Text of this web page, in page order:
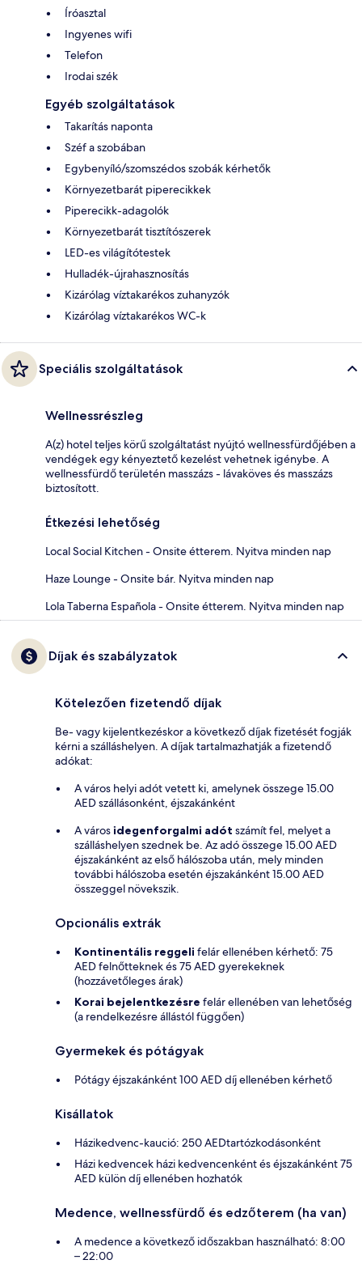
Íróasztal
Ingyenes wifi
Telefon
Irodai szék
Egyéb szolgáltatások
Takarítás naponta
Széf a szobában
Egybenyíló/szomszédos szobák kérhetők
Környezetbarát piperecikkek
Piperecikk-adagolók
Környezetbarát tisztítószerek
LED-es világítótestek
Hulladék-újrahasznosítás
Kizárólag víztakarékos zuhanyzók
Kizárólag víztakarékos WC-k
Speciális szolgáltatások
Wellnessrészleg
A(z) hotel teljes körű szolgáltatást nyújtó wellnessfürdőjében a
vendégek egy kényeztető kezelést vehetnek igénybe. A
wellnessfürdő területén masszázs - lávaköves és masszázs
biztosított.
Étkezési lehetőség
Local Social Kitchen - Onsite étterem. Nyitva minden nap
Haze Lounge - Onsite bár. Nyitva minden nap
Lola Taberna Española - Onsite étterem. Nyitva minden nap
Díjak és szabályzatok
Kötelezően fizetendő díjak
Be- vagy kijelentkezéskor a következő díjak fizetését fogják
kérni a szálláshelyen. A díjak tartalmazhatják a fizetendő
adókat:
A város helyi adót vetett ki, amelynek összege 15.00
AED szállásonként, éjszakánként
A városidegenforgalmi adót számít fel, melyet a
szálláshelyen szednek be. Az adó összege 15.00 AED
éjszakánként az első hálószoba után, mely minden
további hálószoba esetén éjszakánként 15.00 AED
összeggel növekszik.
Opcionális extrák
Kontinentális reggeli felár ellenében kérhető: 75
AED felnőtteknek és 75 AED gyerekeknek
(hozzávetőleges árak)
Korai bejelentkezésre felár ellenében van lehetőség
(a rendelkezésre állástól függően)
Gyermekek és pótágyak
Pótágy éjszakánként 100 AED díj ellenében kérhető
Kisállatok
Házikedvenc-kaució: 250 AEDtartózkodásonként
Házi kedvencek házi kedvencenként és éjszakánként 75
AED külön díj ellenében hozhatók
Medence, wellnessfürdő és edzőterem (ha van)
A medence a következő időszakban használható: 8:00
– 22:00